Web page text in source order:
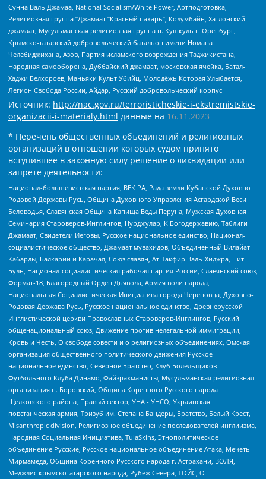
Сунна Валь Джамаа, National Socialism/White Power, Артподготовка,
Религиозная группа “Джамаат “Красный пахарь”, Колумбайн, Хатлонский
джамаат, Мусульманская религиозная группа п. Кушкуль г. Оренбург,
Крымско-татарский добровольческий батальон имени Номана
Челебиджихана, Азов, Партия исламского возрождения Таджикистана,
Народная самооборона, Дуббайский джамаат, московская ячейка, Батал-
Хаджи Белхороев, Маньяки Культ Убийц, Молодёжь Которая Улыбается,
Легион Свобода России, Айдар, Русский добровольческий корпус
Источник: http://nac.gov.ru/terroristicheskie-i-ekstremistskie-
organizacii-i-materialy.html данные на 16.11.2023
* Перечень общественных объединений и религиозных
организаций в отношении которых судом принято
вступившее в законную силу решение о ликвидации или
запрете деятельности:
Национал-большевистская партия, ВЕК РА, Рада земли Кубанской Духовно
Родовой Державы Русь, Община Духовного Управления Асгардской Веси
Беловодья, Славянская Община Капища Веды Перуна, Мужская Духовная
Семинария Староверов-Инглингов, Нурджулар, К Богодержавию, Таблиги
Джамаат, Свидетели Иеговы, Русское национальное единство, Национал-
социалистическое общество, Джамаат мувахидов, Объединенный Вилайат
Кабарды, Балкарии и Карачая, Союз славян, Ат-Такфир Валь-Хиджра, Пит
Буль, Национал-социалистическая рабочая партия России, Славянский союз,
Формат-18, Благородный Орден Дьявола, Армия воли народа,
Национальная Социалистическая Инициатива города Череповца, Духовно-
Родовая Держава Русь, Русское национальное единство, Древнерусской
Инглистической церкви Православных Староверов-Инглингов, Русский
общенациональный союз, Движение против нелегальной иммиграции,
Кровь и Честь, О свободе совести и о религиозных объединениях, Омская
организация общественного политического движения Русское
национальное единство, Северное Братство, Клуб Болельщиков
Футбольного Клуба Динамо, Файзрахманисты, Мусульманская религиозная
организация п. Боровский, Община Коренного Русского народа
Щелковского района, Правый сектор, УНА - УНСО, Украинская
повстанческая армия, Тризуб им. Степана Бандеры, Братство, Белый Крест,
Misanthropic division, Религиозное объединение последователей инглиизма,
Народная Социальная Инициатива, TulaSkins, Этнополитическое
объединение Русские, Русское национальное объединение Атака, Мечеть
Мирмамеда, Община Коренного Русского народа г. Астрахани, ВОЛЯ,
Меджлис крымскотатарского народа, Рубеж Севера, ТОЙС, О